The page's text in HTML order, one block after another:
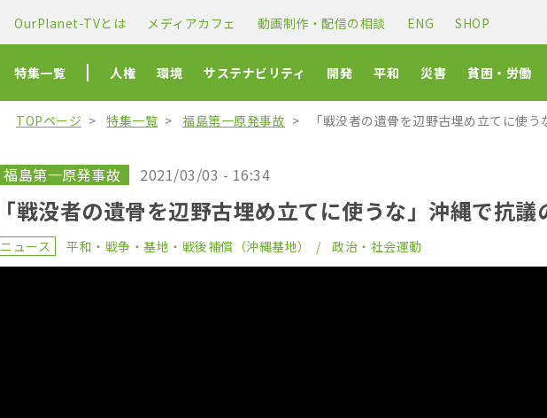
OurPlanet-TVとは メディアカフェ 動画制作・配信の相談 ENG SHOP
特集一覧 人権 環境 サステナビリティ 開発 平和 災害 貧困・労働
TOPページ 特集一覧 福島第一原発事故 「戦没者の遺骨を辺野古埋め立てに使
福島第一原発事故 2021/03/03 - 16:34
「戦没者の遺骨を辺野古埋め立てに使うな」沖縄で抗議
ニュース 平和・戦争・基地・戦後補償（沖縄基地） 政治・社会運動